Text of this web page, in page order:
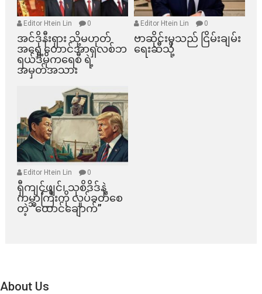
Editor Htein Lin 0
အင်ဒိုနီးရှား သို့မဟုတ်
အရှေ့တောင်အာရှလစ်ဘ
ရယ်ဒီမိုကရေစီ ရဲ့
အမှတ်အသား
Editor Htein Lin 0
ဗာဆိုင်းမှသည် ငြိမ်းချမ်း
ရေးဆီသို့
Editor Htein Lin 0
ရှီကျင့်ဖျင်၊ သုစိဒိဒ်နဲ့
ကမ္ဘာကြီးကို လှုပ်ခတ်စေ
တဲ့ “ထောင်ချောက်”
About Us